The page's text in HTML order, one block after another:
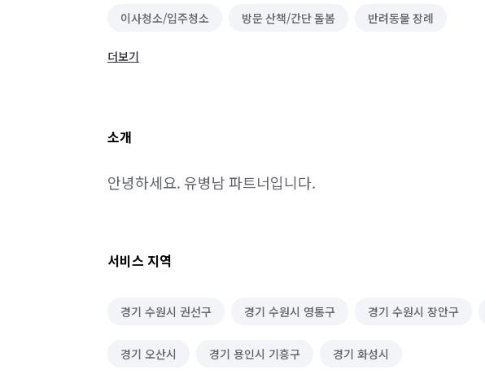
이사청소/입주청소 방문 산책/간단 돌봄 반려동물 장례
더보기
소개
안녕하세요. 유병남 파트너입니다.
서비스 지역
경기 수원시 권선구 경기 수원시 영통구 경기 수원시 장안구
경기 오산시 경기 용인시 기흥구 경기 화성시